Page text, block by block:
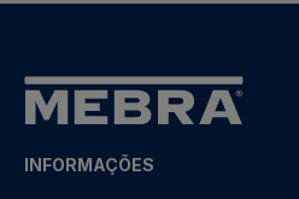
INFORMAÇÕES